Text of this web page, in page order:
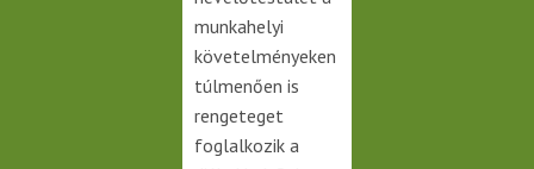
munkahelyi
követelményeken
túlmenően is
rengeteget
foglalkozik a